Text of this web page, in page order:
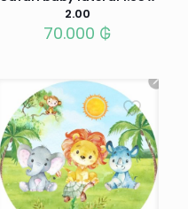
2.00
70.000 ₲